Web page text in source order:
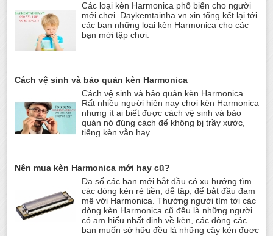
Các loại kèn Harmonica phổ biến cho người
mới chơi. Daykemtainha.vn xin tổng kết lại tới
các bạn những loại kèn Harmonica cho các
bạn mới tập chơi.
Cách vệ sinh và bảo quản kèn Harmonica
Cách vệ sinh và bảo quản kèn Harmonica.
Rất nhiều người hiện nay chơi kèn Harmonica
nhưng ít ai biết được cách vệ sinh và bảo
quản nó đúng cách để không bị trầy xước,
tiếng kèn vẫn hay.
Nên mua kèn Harmonica mới hay cũ?
Đa số các bạn mới bắt đầu có xu hướng tìm
các dòng kèn rẻ tiền, dễ tập; để bắt đầu đam
mê với Harmonica. Thường người tìm tới các
dòng kèn Harmonica cũ đều là những người
có am hiểu nhất định về kèn, các dòng các
bạn muốn sở hữu đều là những cây kèn được